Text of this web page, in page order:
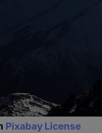
Pixabay License